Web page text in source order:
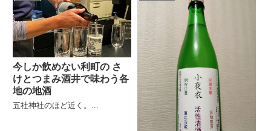
今しか飲めない利町の さ
けとつまみ酒井で味わう各
地の地酒
五社神社のほど近く。...